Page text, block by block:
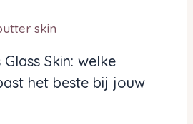
Skin: welke
het beste bij jouw